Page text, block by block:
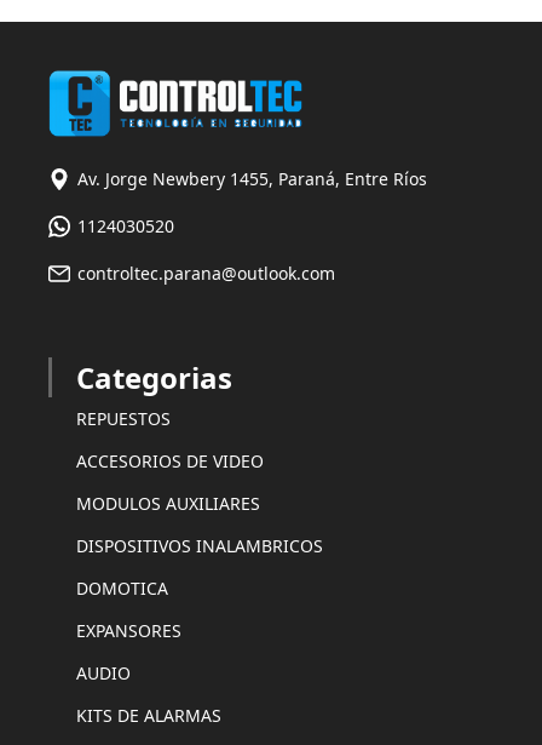
Av. Jorge Newbery 1455, Paraná, Entre Ríos
1124030520
controltec.parana@outlook.com
Categorias
REPUESTOS
ACCESORIOS DE VIDEO
MODULOS AUXILIARES
DISPOSITIVOS INALAMBRICOS
DOMOTICA
EXPANSORES
AUDIO
KITS DE ALARMAS